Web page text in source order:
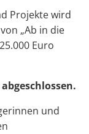
Projekte wird
„Ab in die
Euro
und